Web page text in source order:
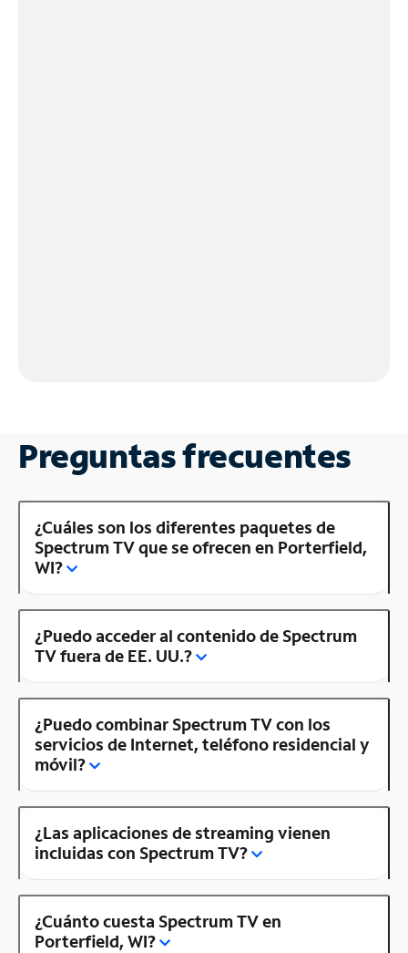
Preguntas frecuentes
¿Cuáles son los diferentes paquetes de
Spectrum TV que se ofrecen en Porterfield,
WI?
¿Puedo acceder al contenido de Spectrum
TV fuera de EE. UU.?
¿Puedo combinar Spectrum TV con los
servicios de Internet, teléfono residencial y
móvil?
¿Las aplicaciones de streaming vienen
incluidas con Spectrum TV?
¿Cuánto cuesta Spectrum TV en
Porterfield, WI?